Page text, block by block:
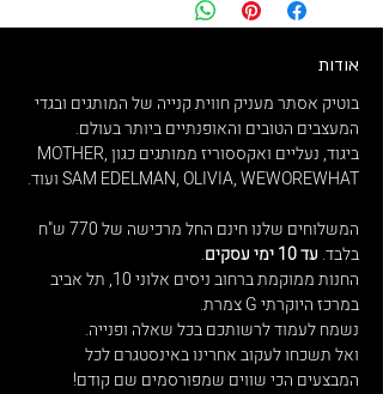
אודות
בוטיק אסתר מעניק חווית קנייה של המותגים ובגדי
המעצבים הטובים והאופנתיים ביותר בעולם.
ביגוד, נעליים ואקססוריז ממותגים כגון MOTHER,
SAM EDELMAN, OLIVIA, WEWOREWHAT ועוד.
המשלוחים שלנו חינם החל מרכישה של 770 ש"ח
בלבד. עד 10 ימי עסקים
.
החנות ממוקמת ברחוב ניסים אלוני 10, תל אביב
במרכז היוקרתי G צמרת.
נשמח לעמוד לרשותכם בכל שאלה ופנייה.
ואל תשכחו לעקוב אחרינו באינסטגרם לכל
המבצעים הכי שווים שמפורסמים שם קודם!